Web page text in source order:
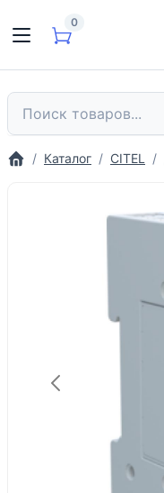
0
Каталог CITEL